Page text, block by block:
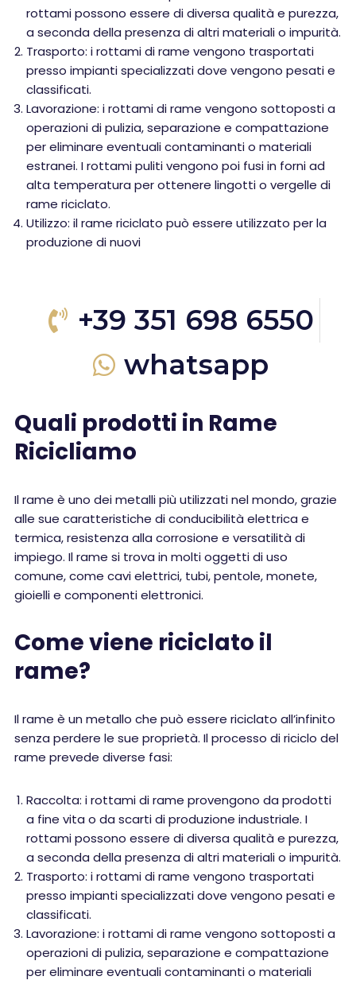
rottami possono essere di diversa qualità e purezza,
a seconda della presenza di altri materiali o impurità.
Trasporto: i rottami di rame vengono trasportati
presso impianti specializzati dove vengono pesati e
classificati.
Lavorazione: i rottami di rame vengono sottoposti a
operazioni di pulizia, separazione e compattazione
per eliminare eventuali contaminanti o materiali
estranei. I rottami puliti vengono poi fusi in forni ad
alta temperatura per ottenere lingotti o vergelle di
rame riciclato.
Utilizzo: il rame riciclato può essere utilizzato per la
produzione di nuovi
+39 351 698 6550
whatsapp
Quali prodotti in Rame
Ricicliamo
Il rame è uno dei metalli più utilizzati nel mondo, grazie
alle sue caratteristiche di conducibilità elettrica e
termica, resistenza alla corrosione e versatilità di
impiego. Il rame si trova in molti oggetti di uso
comune, come cavi elettrici, tubi, pentole, monete,
gioielli e componenti elettronici.
Come viene riciclato il
rame?
Il rame è un metallo che può essere riciclato all’infinito
senza perdere le sue proprietà. Il processo di riciclo del
rame prevede diverse fasi:
Raccolta: i rottami di rame provengono da prodotti
a fine vita o da scarti di produzione industriale. I
rottami possono essere di diversa qualità e purezza,
a seconda della presenza di altri materiali o impurità.
Trasporto: i rottami di rame vengono trasportati
presso impianti specializzati dove vengono pesati e
classificati.
Lavorazione: i rottami di rame vengono sottoposti a
operazioni di pulizia, separazione e compattazione
per eliminare eventuali contaminanti o materiali